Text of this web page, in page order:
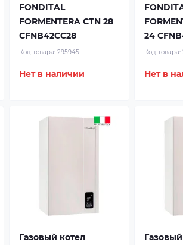
FONDITAL
FORMENTERA CTN 28
CFNB42CC28
Код товара: 295945
Нет в наличии
24
Код товара:
Нет в
Газовый котел